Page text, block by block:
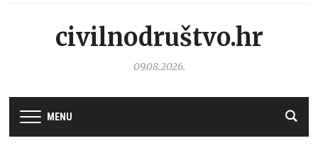
civilnodruštvo.hr
09.08.2026.
MENU